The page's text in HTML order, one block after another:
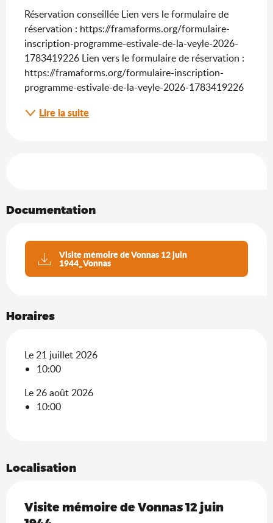
Réservation conseillée Lien vers le formulaire de
réservation : https://framaforms.org/formulaire-
inscription-programme-estivale-de-la-veyle-2026-
1783419226 Lien vers le formulaire de réservation :
https://framaforms.org/formulaire-inscription-
programme-estivale-de-la-veyle-2026-1783419226
Lire la suite
Documentation
Visite mémoire de Vonnas 12 juin
1944_Vonnas
Horaires
Le 21 juillet 2026
10:00
Le 26 août 2026
10:00
Localisation
Visite mémoire de Vonnas 12 juin